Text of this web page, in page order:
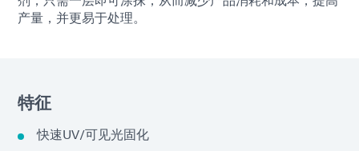
产量，并更易于处理。
特征
快速UV/可见光固化